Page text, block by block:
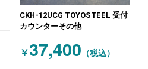
CKH-12UCG TOYOSTEEL 受付
カウンターその他
￥37,400 （税込）